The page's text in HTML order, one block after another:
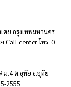
ตย กรุงเทพมหานคร
Call center โทร. 0-
ม.4 ต.อุทัย อ.อุทัย
2555